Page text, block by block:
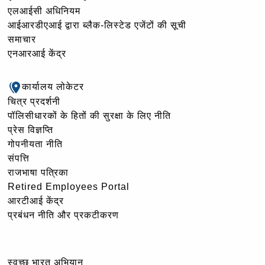
एलआईसी अधिनियम
आईआरडीएआई द्वारा ब्लैक-लिस्टेड एजेंटों की सूची
समाचार
एनआरआई केंद्र
कार्यालय लोकेटर
चित्र प्रदर्शनी
पॉलिसीधारकों के हितों की सुरक्षा के लिए नीति
प्रेस विज्ञप्ति
गोपनीयता नीति
संपत्ति
राजभाषा पत्रिका
Retired Employees Portal
आरटीआई केंद्र
प्रबंधन नीति और प्रकटीकरण
स्वच्छ भारत अभियान